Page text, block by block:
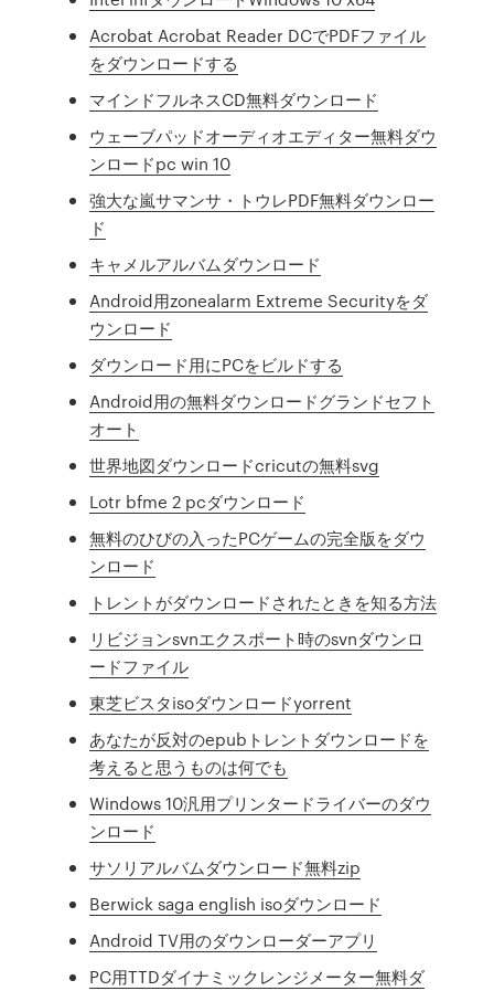
Acrobat Acrobat Reader DCでPDFファイル
をダウンロードする
マインドフルネスCD無料ダウンロード
ウェーブパッドオーディオエディター無料ダウ
ンロードpc win 10
強大な嵐サマンサ・トウレPDF無料ダウンロー
ド
キャメルアルバムダウンロード
Android用zonealarm Extreme Securityをダ
ウンロード
ダウンロード用にPCをビルドする
Android用の無料ダウンロードグランドセフト
オート
世界地図ダウンロードcricutの無料svg
Lotr bfme 2 pcダウンロード
無料のひびの入ったPCゲームの完全版をダウ
ンロード
トレントがダウンロードされたときを知る方法
リビジョンsvnエクスポート時のsvnダウンロ
ードファイル
東芝ビスタisoダウンロードyorrent
あなたが反対のepubトレントダウンロードを
考えると思うものは何でも
Windows 10汎用プリンタードライバーのダウ
ンロード
サソリアルバムダウンロード無料zip
Berwick saga english isoダウンロード
Android TV用のダウンローダーアプリ
PC用TTDダイナミックレンジメーター無料ダ